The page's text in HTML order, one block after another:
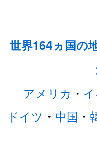
世界164ヵ国の
アメリカ ・
ドイツ ・ 中国 ・